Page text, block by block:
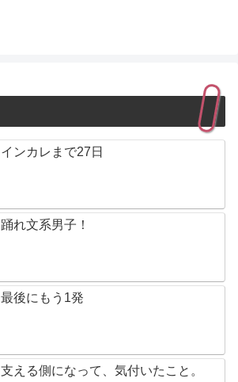
インカレまで27日
踊れ文系男子！
最後にもう1発
支える側になって、気付いたこと。